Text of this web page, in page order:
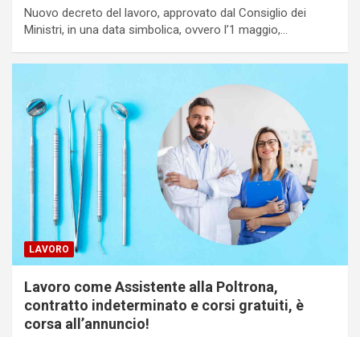
Nuovo decreto del lavoro, approvato dal Consiglio dei
Ministri, in una data simbolica, ovvero l’1 maggio,…
LAVORO
Lavoro come Assistente alla Poltrona,
contratto indeterminato e corsi gratuiti, è
corsa all’annuncio!